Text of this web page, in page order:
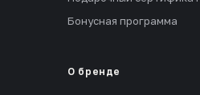
Бонусная программа
О бренде